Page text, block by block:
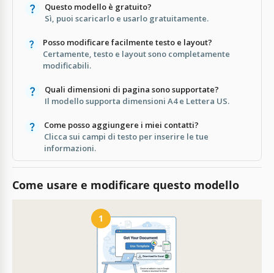
Questo modello è gratuito?
Sì, puoi scaricarlo e usarlo gratuitamente.
Posso modificare facilmente testo e layout?
Certamente, testo e layout sono completamente
modificabili.
Quali dimensioni di pagina sono supportate?
Il modello supporta dimensioni A4 e Lettera US.
Come posso aggiungere i miei contatti?
Clicca sui campi di testo per inserire le tue
informazioni.
Come usare e modificare questo modello
1